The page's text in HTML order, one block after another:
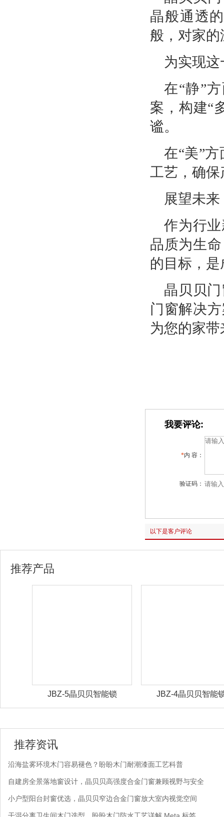
晶般通透
般，对家
为实现
在“静”
案，构建“
谧。
在“美”
工艺，确
展望未
作为行
品质为生
的目标，
晶贝贝
门窗解决
为您的家
我要评论:
*内 容：
验证码：
以下是客户评论
推荐产品
JBZ-5晶贝贝智能锁 JBZ-4晶贝贝智能
推荐资讯
沿海盐雾环境木门容易褪色？盼盼木门耐潮漆面工艺科普
自建房全景落地窗设计，晶贝贝高强度合金门窗兼顾视野与安全
小户型阳台封窗优选，晶贝贝窄边合金门窗放大室内视觉空间